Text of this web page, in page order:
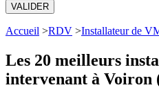
VALIDER
Accueil >RDV >Installateur de
Les 20 meilleurs
intervenant à Voiron